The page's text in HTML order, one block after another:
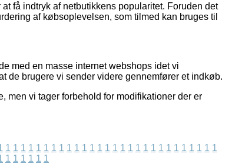
få indtryk af netbutikkens popularitet. Foruden det
af købsoplevelsen, som tilmed kan bruges til
med en masse internet webshops idet vi
de brugere vi sender videre gennemfører et indkøb.
men vi tager forbehold for modifikationer der er
1 1 1 1 1 1 1 1 1 1 1 1 1 1 1 1 1 1 1 1 1 1 1 1 1 1 1 1
1 1 1 1 1 1